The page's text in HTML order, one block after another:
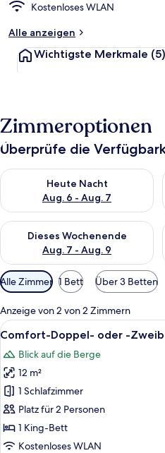
Kostenloses WLAN
Alle anzeigen
Wichtigste Merkmale (5)
Zimmeroptionen
Überprüfe die
Heute Nacht
Aug. 6 - Aug. 7
Überprüfe die Verfügbarkeit für
Dieses Wochenende
Aug. 7 - Aug. 9
Überprüfe die Verfügbarkeit für
Verfügbare
Filter
für
Zimmer
Alle Zimmer 1 Bett Über 3 Betten
Anzeige von 2 von 2 Zimmern
Alle
Fotos
für
Comfort-
Doppel-
oder
-
Zweibettzimmer,
10
Comfort-Doppel- oder -
Blick auf die Berge
12 m²
1 Schlafzimmer
Platz für 2 Personen
1 King-Bett
Kostenloses WLAN